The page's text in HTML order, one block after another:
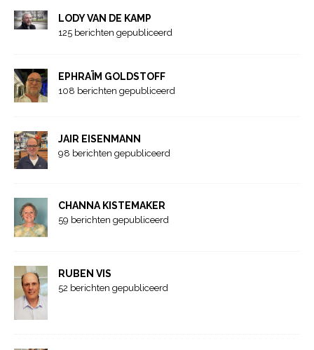
LODY VAN DE KAMP
125 berichten gepubliceerd
EPHRAÏM GOLDSTOFF
108 berichten gepubliceerd
JAIR EISENMANN
98 berichten gepubliceerd
CHANNA KISTEMAKER
59 berichten gepubliceerd
RUBEN VIS
52 berichten gepubliceerd